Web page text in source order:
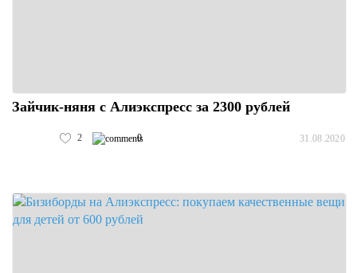
Зайчик-няня с Алиэкспресс за 2300 рублей
2 0 31.08.2020